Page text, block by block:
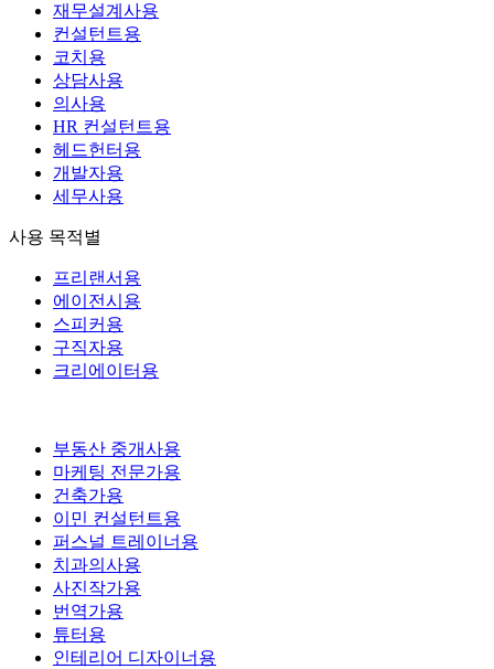
재무설계사용
컨설턴트용
코치용
상담사용
의사용
HR 컨설턴트용
헤드헌터용
개발자용
세무사용
사용 목적별
프리랜서용
에이전시용
스피커용
구직자용
크리에이터용
부동산 중개사용
마케팅 전문가용
건축가용
이민 컨설턴트용
퍼스널 트레이너용
치과의사용
사진작가용
번역가용
튜터용
인테리어 디자이너용